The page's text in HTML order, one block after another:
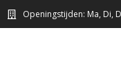
Openingstijden: Ma, Di,